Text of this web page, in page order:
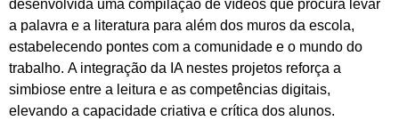
desenvolvida uma compilação de vídeos que procura levar
a palavra e a literatura para além dos muros da escola,
estabelecendo pontes com a comunidade e o mundo do
trabalho. A integração da IA nestes projetos reforça a
simbiose entre a leitura e as competências digitais,
elevando a capacidade criativa e crítica dos alunos.